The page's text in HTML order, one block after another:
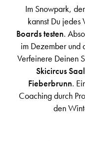
Im Snowpark,
kannst Du
Boards testen.
im Dezember und
Verfeinere Deinen
Skicircus
Fieberbrunn.
Coaching durch
den